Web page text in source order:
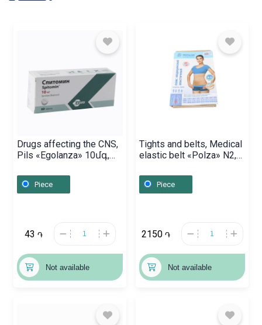
Drugs affecting the CNS,
Pils «Egolanza» 10մգ,
Piece
43 ֏
Not available
Tights and belts, Medical
elastic belt «Polza» N2,
Piece
2150 ֏
Not available